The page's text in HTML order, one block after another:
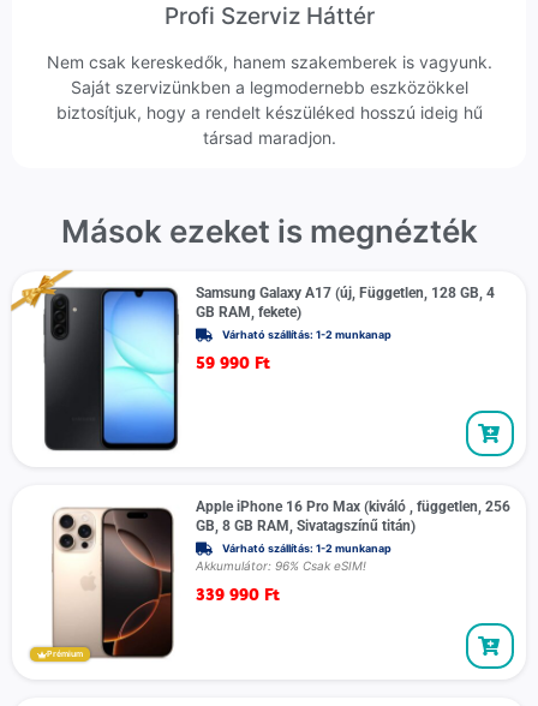
Profi Szerviz Háttér
Nem csak kereskedők, hanem szakemberek is vagyunk.
Saját szervizünkben a legmodernebb eszközökkel
biztosítjuk, hogy a rendelt készüléked hosszú ideig hű
társad maradjon.
Mások ezeket is megnézték
Samsung Galaxy A17 (új, Független, 128 GB, 4
GB RAM, fekete)
Várható szállítás: 1-2 munkanap
59 990 Ft
Prémium
Apple iPhone 16 Pro Max (kiváló , független, 256
GB, 8 GB RAM, Sivatagszínű titán)
Várható szállítás: 1-2 munkanap
Akkumulátor: 96% Csak eSIM!
339 990 Ft